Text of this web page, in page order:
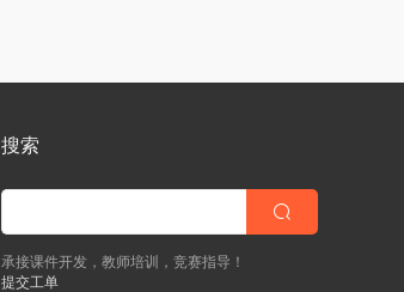
搜索
承接课件开发，教师培训，竞赛指导！
提交工单